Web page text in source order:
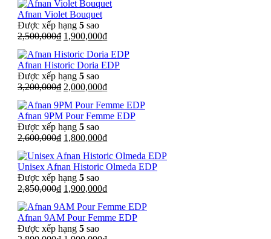
là:
1,900,000₫.
tại
Afnan Violet Bouquet
Được xếp hạng 5 sao
2,500,000₫ Giá
là:
2,500,000₫.
1,900,000₫Giá
tại
là:
Afnan Historic Doria EDP
Được xếp hạng 5 sao
3,200,000₫ Giá
là:
3,200,000₫.
2,000,000₫Giá
tại
là:
Afnan 9PM Pour Femme EDP
Được xếp hạng 5 sao
2,600,000₫ Giá
là:
2,600,000₫.
1,800,000₫Giá
tại
là:
Unisex Afnan Historic Olmeda EDP
Được xếp hạng 5 sao
2,850,000₫ Giá
là:
2,850,000₫.
1,900,000₫Giá
tại
là:
Afnan 9AM Pour Femme EDP
Được xếp hạng 5 sao